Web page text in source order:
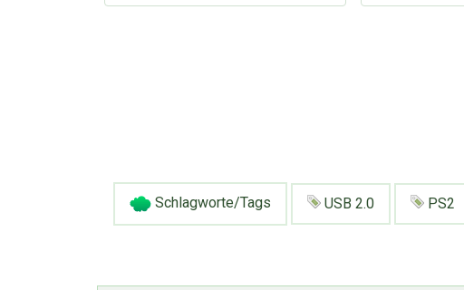
Schlagworte/Tags USB 2.0 PS2